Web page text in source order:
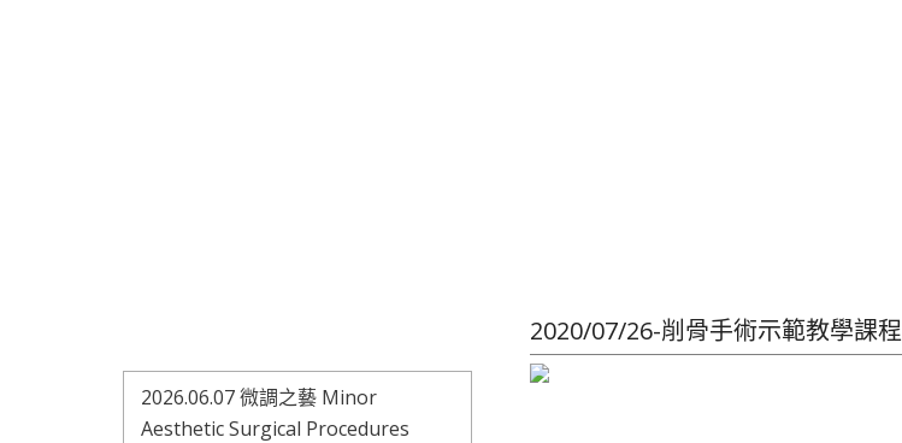
2026.06.07 微調之藝 Minor
Aesthetic Surgical Procedures
2020/07/26-削骨手術示範教學課程